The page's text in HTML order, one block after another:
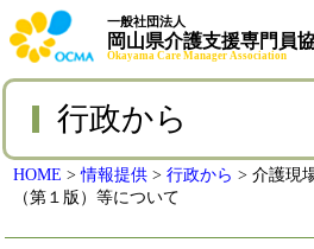
一般社団法人
岡山県介護支援専門員
Okayama Care Manager Association
行政から
HOME >情報提供 >行政から >介護現
（第１版）等について